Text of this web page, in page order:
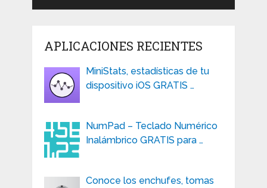
APLICACIONES RECIENTES
MiniStats, estadísticas de tu
dispositivo iOS GRATIS …
NumPad – Teclado Numérico
Inalámbrico GRATIS para …
Conoce los enchufes, tomas